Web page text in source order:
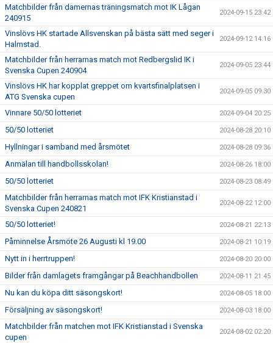
Matchbilder från damernas träningsmatch mot IK Lågan
240915
2024-09-15 23:42
Vinslövs HK startade Allsvenskan på bästa sätt med seger i
Halmstad.
2024-09-12 14:16
Matchbilder från herrarnas match mot Redbergslid IK i
Svenska Cupen 240904
2024-09-05 23:44
Vinslövs HK har kopplat greppet om kvartsfinalplatsen i
ATG Svenska cupen
2024-09-05 09:30
Vinnare 50/50 lotteriet 2024-09-04 20:25
50/50 lotteriet 2024-08-28 20:10
Hyllningar i samband med årsmötet 2024-08-28 09:36
Anmälan till handbollsskolan! 2024-08-26 18:00
50/50 lotteriet 2024-08-23 08:49
Matchbilder från herrarnas match mot IFK Kristianstad i
Svenska Cupen 240821
2024-08-22 12:00
50/50 lotteriet! 2024-08-21 22:13
Påminnelse Årsmöte 26 Augusti kl 19.00 2024-08-21 10:19
Nytt in i herrtruppen! 2024-08-20 20:00
Bilder från damlagets framgångar på Beachhandbollen 2024-08-11 21:45
Nu kan du köpa ditt säsongskort! 2024-08-05 18:00
Försäljning av säsongskort! 2024-08-03 18:00
Matchbilder från matchen mot IFK Kristianstad i Svenska
cupen
2024-08-02 02:20